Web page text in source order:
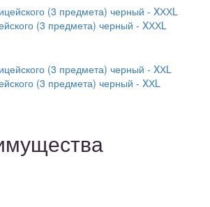
(3 предмета) черный - XХХL
(3 предмета) черный - XХL